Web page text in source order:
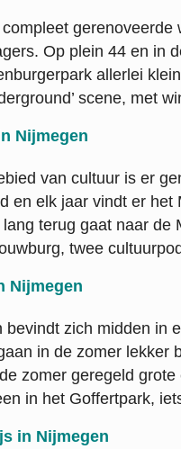
Op plein 44 en in
allerlei
scene, met
Nijmegen
van cultuur is er
en elk jaar vindt er
terug gaat naar de
twee
Nijmegen
bevindt zich midden in
in de zomer lekker
zomer geregeld
in het Goffertpark,
in Nijmegen